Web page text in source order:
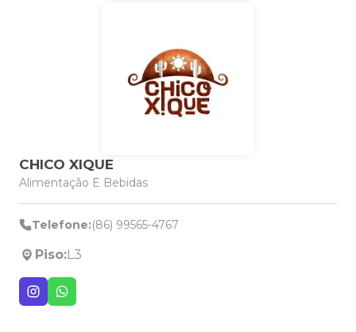
CHICO XIQUE
Alimentação E Bebidas
Telefone:(86) 99565-4767
Piso:L3